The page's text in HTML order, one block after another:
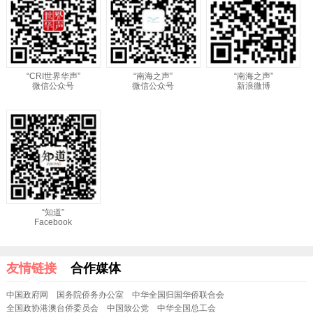
“CRI世界华声”
微信公众号
“南海之声”
微信公众号
“南海之声”
新浪微博
“知道”
Facebook
友情链接 合作媒体
中国政府网 国务院侨务办公室
中华全国归国华侨联合会
全国政协港澳台侨委员会
中国致公党 中华全国总工会